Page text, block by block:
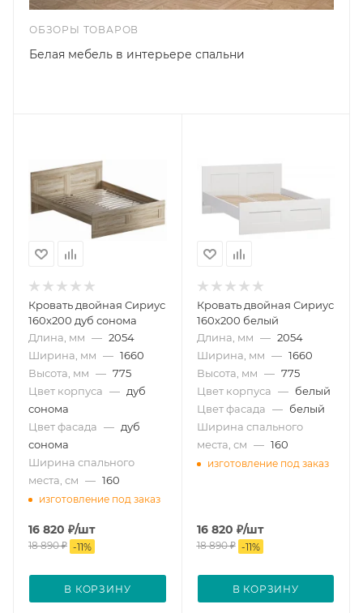
ОБЗОРЫ ТОВАРОВ
Белая мебель в интерьере спальни
Кровать двойная Сириус
160х200 дуб сонома
Длина, мм — 2054
Ширина, мм — 1660
Высота, мм — 775
Цвет корпуса — дуб
сонома
Цвет фасада — дуб
сонома
Ширина спального
места, см — 160
изготовление под заказ
16 820 ₽/шт
18 890₽ -11%
В КОРЗИНУ
Кровать двойная Сириус
160х200 белый
Длина, мм — 2054
Ширина, мм — 1660
Высота, мм — 775
Цвет корпуса — белый
Цвет фасада — белый
Ширина спального
места, см — 160
изготовление под заказ
16 820 ₽/шт
18 890₽ -11%
В КОРЗИНУ